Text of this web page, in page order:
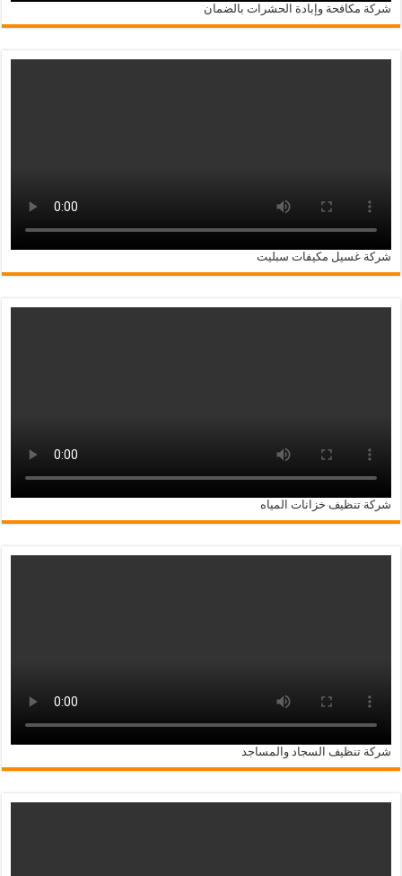
شركة مكافحة وإبادة الحشرات بالضمان
شركة غسيل مكيفات سبليت
شركة تنظيف خزانات المياه
شركة تنظيف السجاد والمساجد